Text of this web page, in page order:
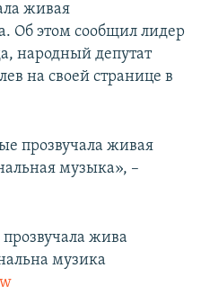
живая
Об этом сообщил лидер
народный депутат
на своей странице в
прозвучала живая
музыка», –
жива
музика